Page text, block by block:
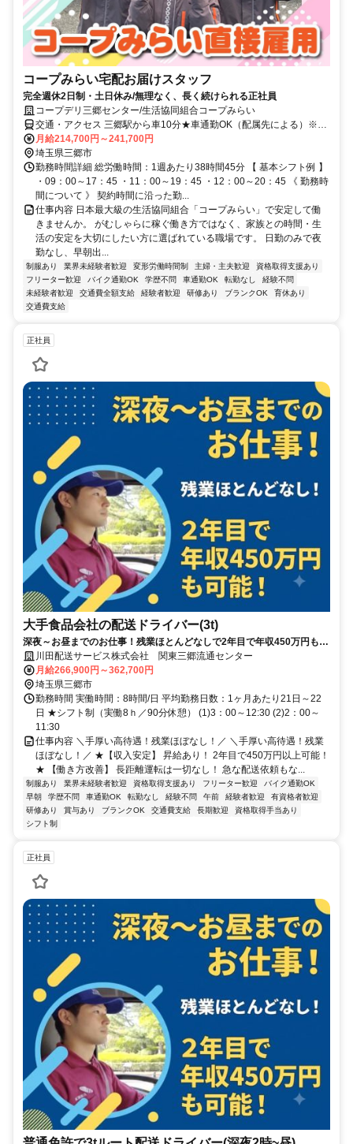
コープみらい宅配お届けスタッフ
完全週休2日制・土日休み/無理なく、長く続けられる正社員
コープデリ三郷センター/生活協同組合コープみらい
交通・アクセス 三郷駅から車10分★車通勤OK（配属先による）※配
属先は、入職時期や各センターの人員状況を踏まえ、本人の希望を考
慮した上で、募集場所を含む通勤可能な範囲のセンターから決定しま
す。
月給214,700円～241,700円
埼玉県三郷市
勤務時間詳細 総労働時間：1週あたり38時間45分 【 基本シフト例 】
・09：00～17：45 ・11：00～19：45 ・12：00～20：45 《 勤務時
間について 》 契約時間に沿った勤...
仕事内容 日本最大級の生活協同組合「コープみらい」で安定して働
きませんか。 がむしゃらに稼ぐ働き方ではなく、家族との時間・生
活の安定を大切にしたい方に選ばれている職場です。 日勤のみで夜
勤なし、早朝出...
制服あり 業界未経験者歓迎 変形労働時間制 主婦・主夫歓迎
資格取得支援あり
フリーター歓迎
バイク通勤OK 学歴不問 車通勤OK 転勤なし
経験不問
未経験者歓迎
交通費全額支給 経験者歓迎 研修あり ブランクOK
育休あり
交通費支給
正社員
大手食品会社の配送ドライバー(3t)
深夜～お昼までのお仕事！残業ほとんどなしで2年目で年収450万円も可
能！川田配送サービス株式会社 関東三郷流通センター
月給266,900円～362,700円
埼玉県三郷市
勤務時間 実働時間：8時間/日 平均勤務日数：1ヶ月あたり21日～22
日 ★シフト制（実働8ｈ／90分休憩） (1)3：00～12:30 (2)2：00～
11:30
仕事内容 ＼手厚い高待遇！残業ほぼなし！／ ＼手厚い高待遇！残業
ほぼなし！／ ★【収入安定】 昇給あり！ 2年目で450万円以上可能！
★ 【働き方改善】 長距離運転は一切なし！ 急な配送依頼もな...
制服あり 業界未経験者歓迎 資格取得支援あり フリーター歓迎
バイク通勤OK
早朝
学歴不問 車通勤OK 転勤なし 経験不問 午前 経験者歓迎
有資格者歓迎
研修あり
賞与あり ブランクOK 交通費支給 長期歓迎
資格取得手当あり
シフト制
正社員